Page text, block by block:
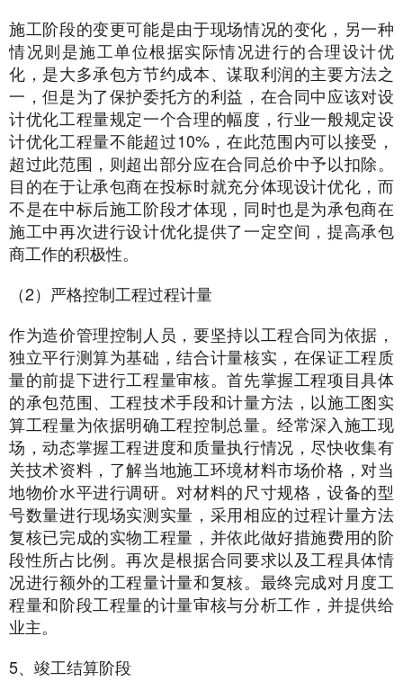
施工阶段的变更可能是由于现场情况的变化，另一种
情况则是施工单位根据实际情况进行的合理设计优
化，是大多承包方节约成本、谋取利润的主要方法之
一，但是为了保护委托方的利益，在合同中应该对设
计优化工程量规定一个合理的幅度，行业一般规定设
计优化工程量不能超过10%，在此范围内可以接受，
超过此范围，则超出部分应在合同总价中予以扣除。
目的在于让承包商在投标时就充分体现设计优化，而
不是在中标后施工阶段才体现，同时也是为承包商在
施工中再次进行设计优化提供了一定空间，提高承包
商工作的积极性。
（2）严格控制工程过程计量
作为造价管理控制人员，要坚持以工程合同为依据，
独立平行测算为基础，结合计量核实，在保证工程质
量的前提下进行工程量审核。首先掌握工程项目具体
的承包范围、工程技术手段和计量方法，以施工图实
算工程量为依据明确工程控制总量。经常深入施工现
场，动态掌握工程进度和质量执行情况，尽快收集有
关技术资料，了解当地施工环境材料市场价格，对当
地物价水平进行调研。对材料的尺寸规格，设备的型
号数量进行现场实测实量，采用相应的过程计量方法
复核已完成的实物工程量，并依此做好措施费用的阶
段性所占比例。再次是根据合同要求以及工程具体情
况进行额外的工程量计量和复核。最终完成对月度工
程量和阶段工程量的计量审核与分析工作，并提供给
业主。
5、竣工结算阶段